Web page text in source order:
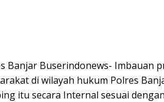
Banjar Buserindonews- Imbauan
di wilayah hukum Polres
itu secara Internal sesuai